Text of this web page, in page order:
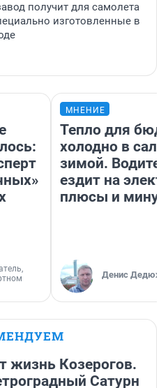
получит для самолета
изготовленные в
МНЕНИЕ
Тепло для
холодно в
зимой.
ездит на
плюсы и
Денис
жизнь Козерогов.
Сатурн